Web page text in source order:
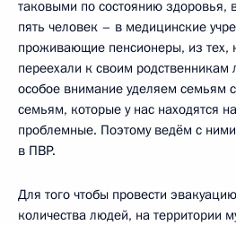
таковыми по состоянию здоровья,
пять человек – в медицинские
проживающие пенсионеры, из тех,
переехали к своим родственникам
особое внимание уделяем семьям
семьям, которые у нас находятся
проблемные. Поэтому ведём с
в ПВР.
Для того чтобы провести
количества людей, на территории